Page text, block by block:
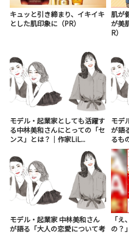
キュッと引き締まり、イキイキ
とした肌印象に（PR）
肌が
が美
R）
モデル・起業家としても活躍す
る中林美和さんにとっての「セ
ンス」とは？｜作家LiL...
モデ
が語
るも
モデル・起業家 中林美和さん
が語る「大人の恋愛について考
「
の？